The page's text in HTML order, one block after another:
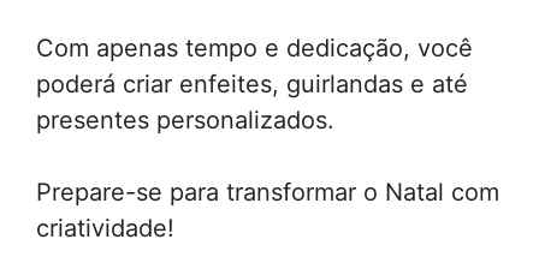
Com apenas tempo e dedicação, você
poderá criar enfeites, guirlandas e até
presentes personalizados.
Prepare-se para transformar o Natal com
criatividade!